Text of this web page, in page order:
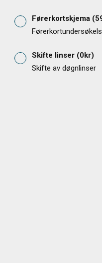
Førerkortskjema (
Skifte linser (0kr)
Skifte av døgnlinser